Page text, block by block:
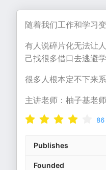
随着我们工作和学习
有人说碎片化无法让
己找很多借口去逃避学
很多人根本定不下来
主讲老师：柚子基老师
86
Publishes
Founded